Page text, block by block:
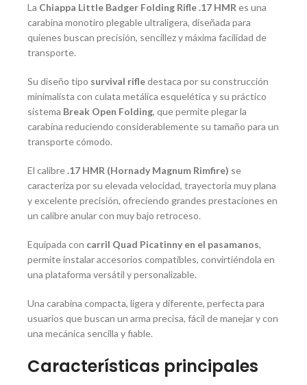
La Chiappa Little Badger Folding Rifle .17 HMRes una
carabina monotiro plegable ultraligera, diseñada para
quienes buscan precisión, sencillez y máxima facilidad de
transporte.
Su diseño tipo survival rifledestaca por su construcción
minimalista con culata metálica esquelética y su práctico
sistema Break Open Folding, que permite plegar la
carabina reduciendo considerablemente su tamaño para un
transporte cómodo.
El calibre.17 HMR (Hornady Magnum Rimfire) se
caracteriza por su elevada velocidad, trayectoria muy plana
y excelente precisión, ofreciendo grandes prestaciones en
un calibre anular con muy bajo retroceso.
Equipada con carril Quad Picatinny en el pasamanos,
permite instalar accesorios compatibles, convirtiéndola en
una plataforma versátil y personalizable.
Una carabina compacta, ligera y diferente, perfecta para
usuarios que buscan un arma precisa, fácil de manejar y con
una mecánica sencilla y fiable.
Características principales